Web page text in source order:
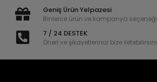
Geniş Ürün Yelpazesi
Binlerce ürün ve kampanya seçeneği
7 / 24 DESTEK
Öneri ve şikayetlerinizi bize